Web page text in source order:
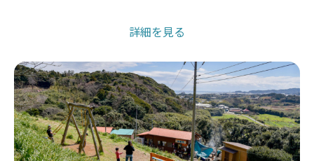
詳細を見る